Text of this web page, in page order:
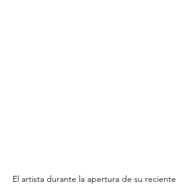
El artista durante la apertura de su reciente